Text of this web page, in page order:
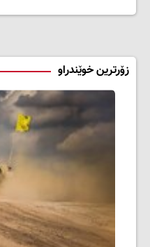
زۆرترین خوێندراو